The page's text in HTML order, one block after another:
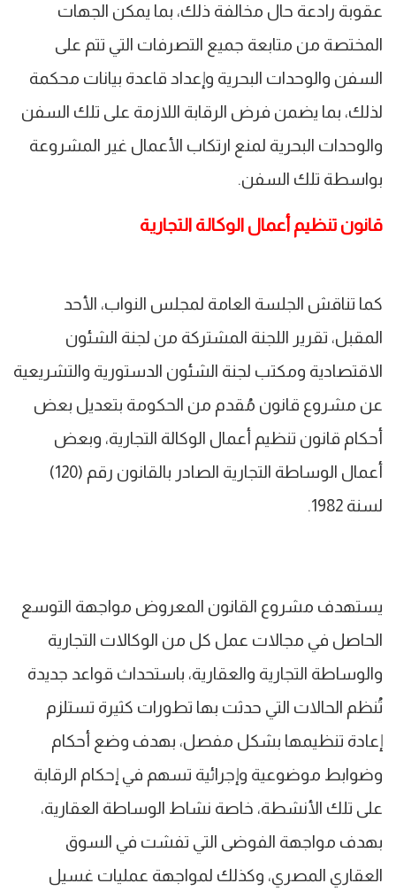
عقوبة رادعة حال مخالفة ذلك، بما يمكن الجهات
المختصة من متابعة جميع التصرفات التي تتم على
السفن والوحدات البحرية وإعداد قاعدة بيانات محكمة
لذلك، بما يضمن فرض الرقابة اللازمة على تلك السفن
والوحدات البحرية لمنع ارتكاب الأعمال غير المشروعة
بواسطة تلك السفن.
قانون تنظيم أعمال الوكالة التجارية
كما تناقش الجلسة العامة لمجلس النواب، الأحد
المقبل، تقرير اللجنة المشتركة من لجنة الشئون
الاقتصادية ومكتب لجنة الشئون الدستورية والتشريعية
عن مشروع قانون مُقدم من الحكومة بتعديل بعض
أحكام قانون تنظيم أعمال الوكالة التجارية، وبعض
أعمال الوساطة التجارية الصادر بالقانون رقم (120)
لسنة 1982.
يستهدف مشروع القانون المعروض مواجهة التوسع
الحاصل في مجالات عمل كل من الوكالات التجارية
والوساطة التجارية والعقارية، باستحداث قواعد جديدة
تُنظم الحالات التي حدثت بها تطورات كثيرة تستلزم
إعادة تنظيمها بشكل مفصل، بهدف وضع أحكام
وضوابط موضوعية وإجرائية تسهم في إحكام الرقابة
على تلك الأنشطة، خاصة نشاط الوساطة العقارية،
بهدف مواجهة الفوضى التي تفشت في السوق
العقاري المصري، وكذلك لمواجهة عمليات غسيل